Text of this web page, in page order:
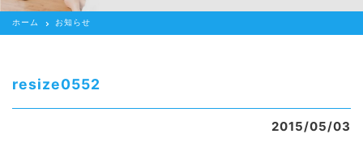
借りたい
ホーム お知らせ
resize0552
2015/05/03